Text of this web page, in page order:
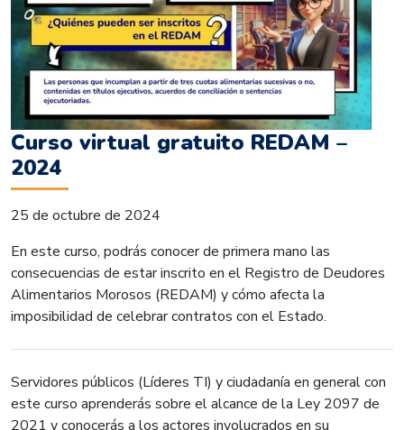
Curso virtual gratuito REDAM –
2024
25 de octubre de 2024
En este curso, podrás conocer de primera mano las
consecuencias de estar inscrito en el Registro de Deudores
Alimentarios Morosos (REDAM) y cómo afecta la
imposibilidad de celebrar contratos con el Estado.
Servidores públicos (Líderes TI) y ciudadanía en general con
este curso aprenderás sobre el alcance de la Ley 2097 de
2021 y conocerás a los actores involucrados en su